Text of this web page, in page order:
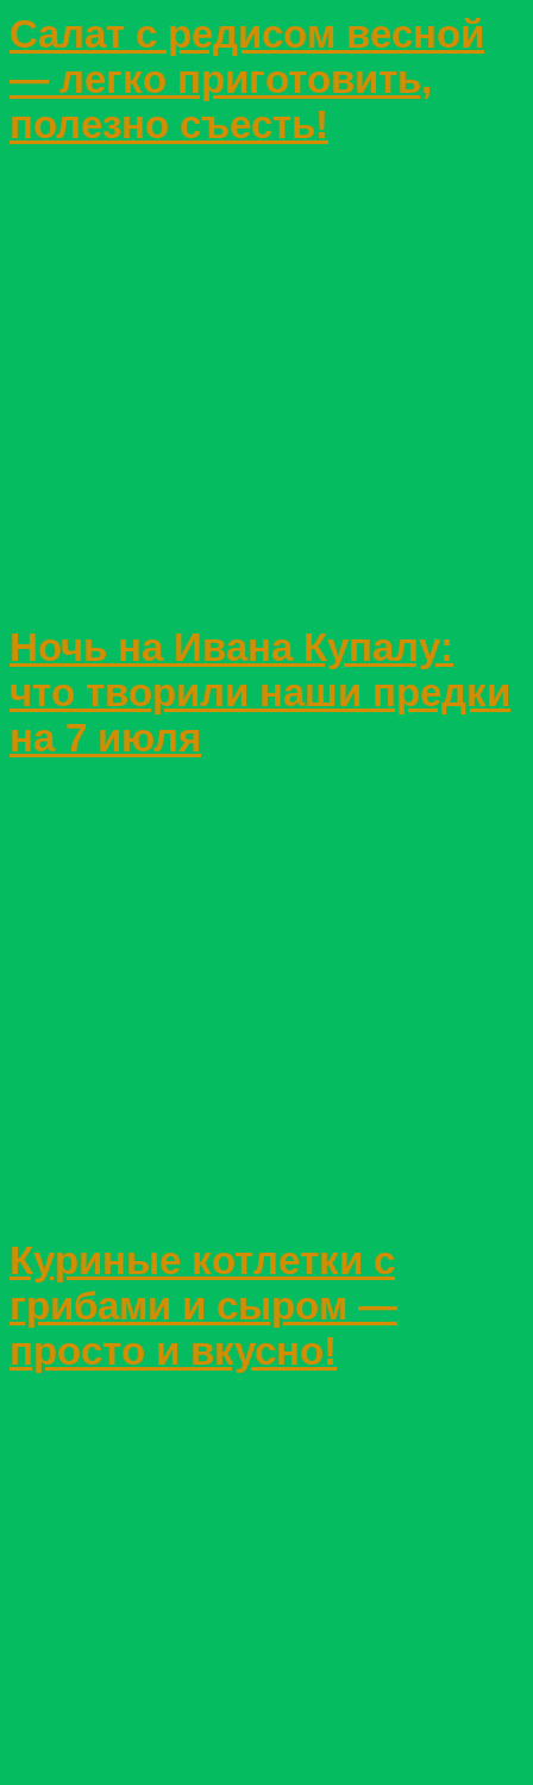
Салат с редисом весной
— легко приготовить,
полезно съесть!
Ночь на Ивана Купалу:
что творили наши предки
на 7 июля
Куриные котлетки с
грибами и сыром —
просто и вкусно!